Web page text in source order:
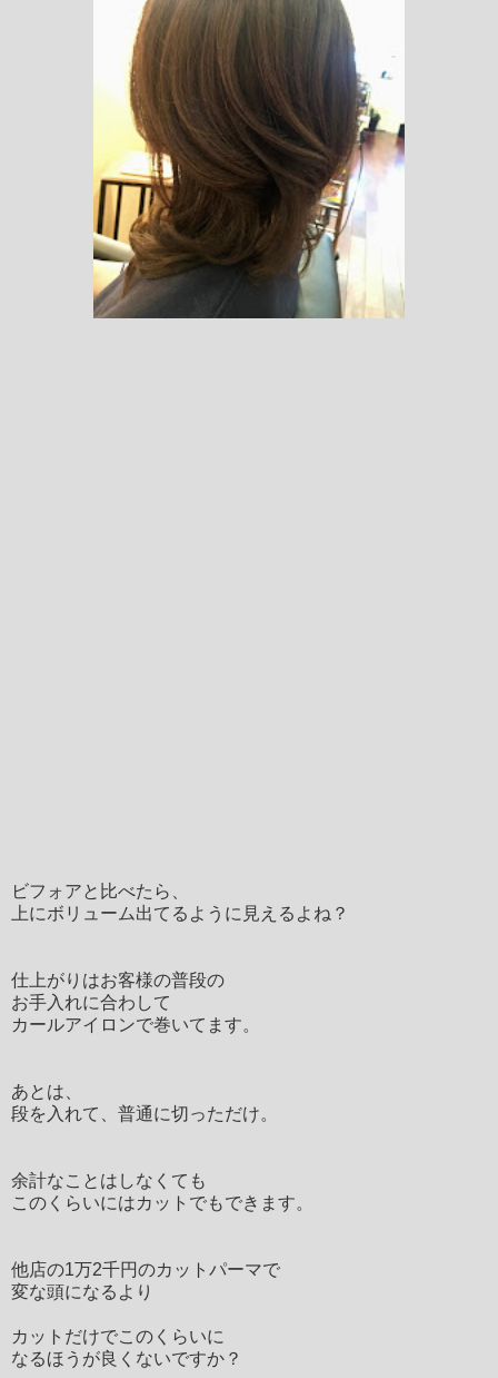
ビフォアと比べたら、
上にボリューム出てるように見えるよね？
仕上がりはお客様の普段の
お手入れに合わして
カールアイロンで巻いてます。
あとは、
段を入れて、普通に切っただけ。
余計なことはしなくても
このくらいにはカットでもできます。
他店の1万2千円のカットパーマで
変な頭になるより
カットだけでこのくらいに
なるほうが良くないですか？